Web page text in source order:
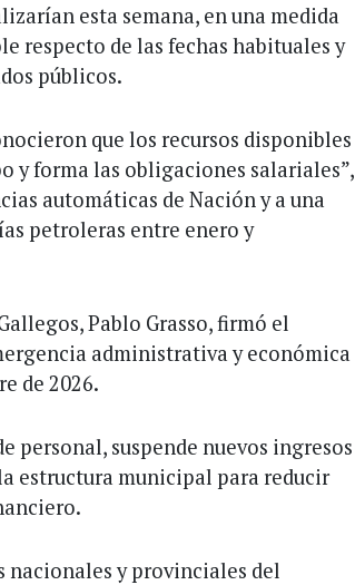
esta semana, en una medida
respecto de las fechas habituales y
públicos.
que los recursos disponibles
y forma las obligaciones salariales”,
automáticas de Nación y a una
petroleras entre enero y
Pablo Grasso, firmó el
administrativa y económica
de 2026.
personal, suspende nuevos ingresos
estructura municipal para reducir
y provinciales del